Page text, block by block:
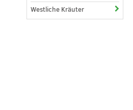
Westliche Kräuter